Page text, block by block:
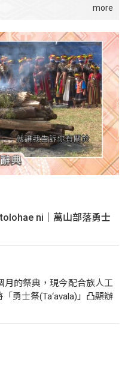
ni｜萬山部落勇士
月的祭典，現今配合族人工
勇士祭(Ta‘avala)」凸顯辦